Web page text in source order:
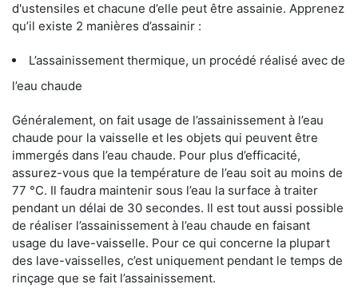
d'ustensiles et chacune d’elle peut être assainie. Apprenez
qu’il existe 2 manières d’assainir :
L’assainissement thermique, un procédé réalisé avec de
l’eau chaude
Généralement, on fait usage de l’assainissement à l’eau
chaude pour la vaisselle et les objets qui peuvent être
immergés dans l’eau chaude. Pour plus d’efficacité,
assurez-vous que la température de l’eau soit au moins de
77 °C. Il faudra maintenir sous l’eau la surface à traiter
pendant un délai de 30 secondes. Il est tout aussi possible
de réaliser l’assainissement à l’eau chaude en faisant
usage du lave-vaisselle. Pour ce qui concerne la plupart
des lave-vaisselles, c’est uniquement pendant le temps de
rinçage que se fait l’assainissement.